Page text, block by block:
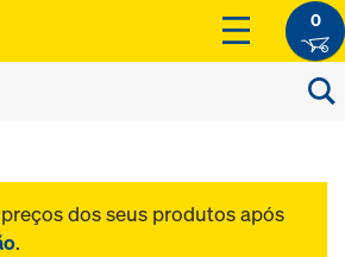
0
dos seus produtos após
.